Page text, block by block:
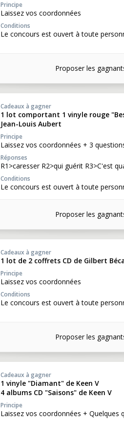
Principe
Laissez vos coordonnées
Conditions
Le concours est ouvert à toute
Proposer les
Cadeaux à gagner
1 lot comportant 1 vinyle rouge
Jean-Louis Aubert
Principe
Laissez vos coordonnées + 3
Réponses
R1>caresser R2>qui guérit R3>C'est
Conditions
Le concours est ouvert à toute
Proposer les
Cadeaux à gagner
1 lot de 2 coffrets CD de Gilbert
Principe
Laissez vos coordonnées
Conditions
Le concours est ouvert à toute
Proposer les
Cadeaux à gagner
1 vinyle "Diamant" de Keen V
4 albums CD "Saisons" de Keen V
Principe
Laissez vos coordonnées + Quelques